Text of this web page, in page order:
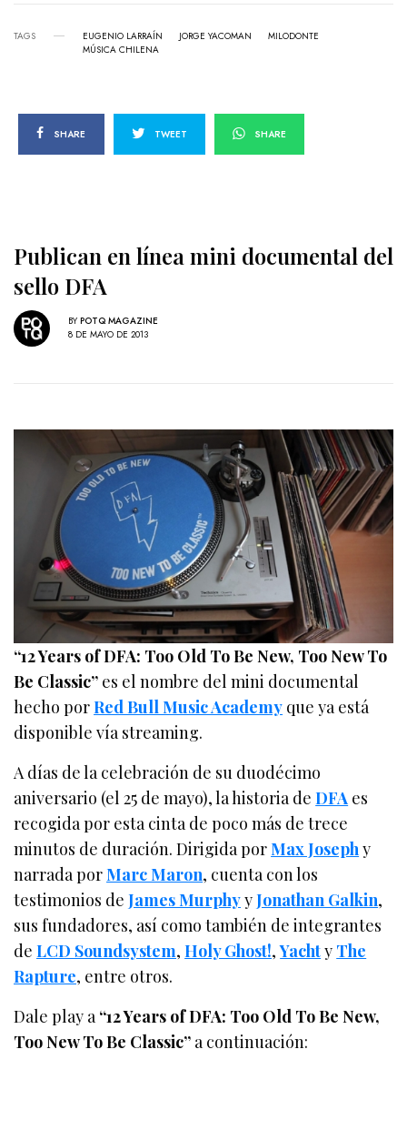
TAGS EUGENIO LARRAÍN JORGE YACOMAN
MILODONTE
MÚSICA CHILENA
SHARE TWEET SHARE
Publican en línea mini documental del
sello DFA
BY POTQ MAGAZINE
8 DE MAYO DE 2013
“12 Years of DFA: Too Old To Be New, Too New To
Be Classic” es el nombre del mini documental
hecho porRed Bull Music Academy que ya está
disponible vía streaming.
A días de la celebración de su duodécimo
aniversario (el 25 de mayo), la historia deDFA es
recogida por esta cinta de poco más de trece
minutos de duración. Dirigida porMax Josephy
narrada porMarc Maron, cuenta con los
testimonios deJames MurphyyJonathan Galkin,
sus fundadores, así como también de integrantes
deLCD Soundsystem,Holy Ghost!,Yachty The
Rapture, entre otros.
Dale play a“12 Years of DFA: Too Old To Be New,
Too New To Be Classic” a continuación: